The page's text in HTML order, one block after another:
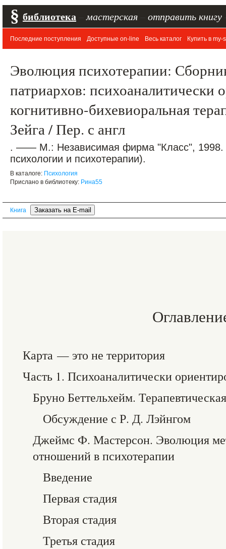
§ библиотека мастерская отправить книгу
Последние поступления Доступные on-line Весь каталог Купить в my-
Эволюция психотерапии:
патриархов: психоаналитически
когнитивно-бихевиоральная
Зейга / Пер. с англ
. —— М.: Независимая фирма "Класс",
психологии и психотерапии).
В каталоге: Психология
Прислано в библиотеку: Рина55
Книга
Карта — это не территория
Часть 1. Психоаналитически
Бруно Беттельхейм.
Обсуждение с Р. Д. Лэйнгом
Джеймс Ф. Мастерсон. Эволюция
отношений в психотерапии
Введение
Первая стадия
Вторая стадия
Третья стадия